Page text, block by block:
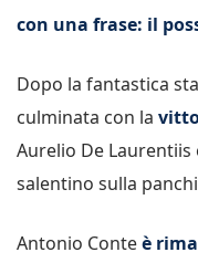
con una frase: il
Dopo la fantastica
culminata con la
Aurelio De
salentino sulla
Antonio Conteè